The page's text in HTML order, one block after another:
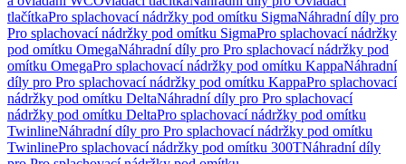
tlačítkaPro splachovací nádržky pod omítku SigmaNáhradní díly pro
Pro splachovací nádržky pod omítku SigmaPro splachovací nádržky
pod omítku OmegaNáhradní díly pro Pro splachovací nádržky pod
omítku OmegaPro splachovací nádržky pod omítku KappaNáhradní
díly pro Pro splachovací nádržky pod omítku KappaPro splachovací
nádržky pod omítku DeltaNáhradní díly pro Pro splachovací
nádržky pod omítku DeltaPro splachovací nádržky pod omítku
TwinlineNáhradní díly pro Pro splachovací nádržky pod omítku
TwinlinePro splachovací nádržky pod omítku 300TNáhradní díly